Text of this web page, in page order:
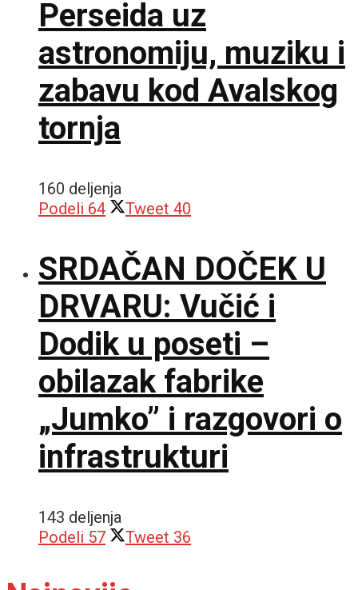
Perseida uz
astronomiju, muziku i
zabavu kod Avalskog
tornja
160 deljenja
Podeli 64 Tweet 40
SRDAČAN DOČEK U
DRVARU: Vučić i
Dodik u poseti –
obilazak fabrike
„Jumko” i razgovori o
infrastrukturi
143 deljenja
Podeli 57 Tweet 36